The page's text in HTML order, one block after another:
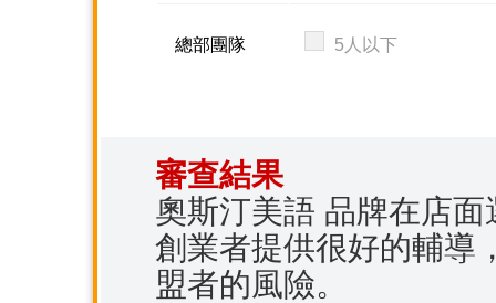
總部團隊 5人以下
審查結果
奧斯汀美語 品牌在店
創業者提供很好的輔導
盟者的風險。